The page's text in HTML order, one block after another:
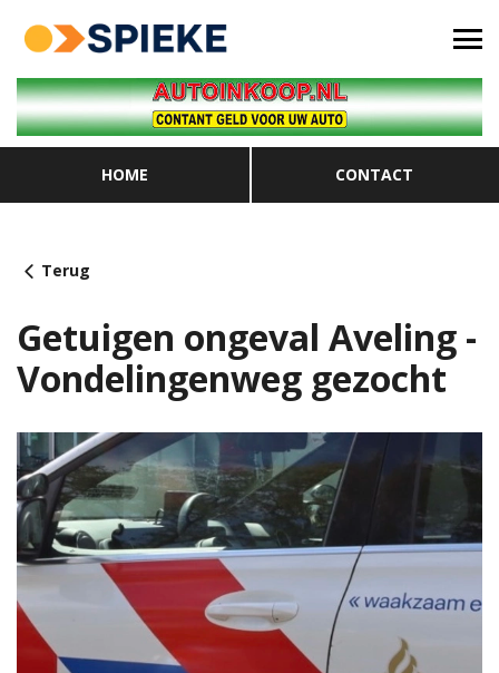
HOME CONTACT
Terug
Getuigen ongeval Aveling -
Vondelingenweg gezocht